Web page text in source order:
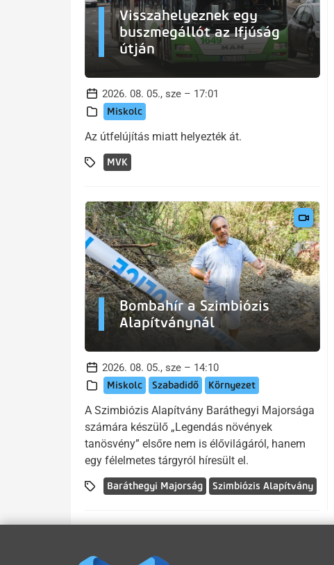
Visszahelyeznek egy
buszmegállót az Ifjúság
útján
2026. 08. 05., sze – 17:01
Miskolc
Az útfelújítás miatt helyezték át.
MVK
Bombahír a Szimbiózis
Alapítványnál
2026. 08. 05., sze – 14:10
Miskolc Szabadidő Környezet
A Szimbiózis Alapítvány Baráthegyi Majorsága
számára készülő „Legendás növények
tanösvény” elsőre nem is élővilágáról, hanem
egy félelmetes tárgyról híresült el.
Baráthegyi Majorság Szimbiózis Alapítvány